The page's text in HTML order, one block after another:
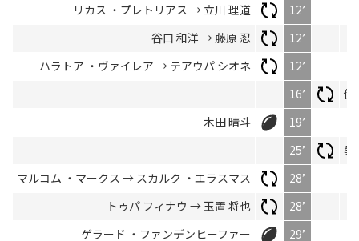
リカス ・プレトリアス → 立川 理道
12’
谷口 和洋 → 藤原 忍
12’
ハラトア ・ヴァイレア → テアウパ シオネ
12’
16’
伊
木田 晴斗
19’
25’
桑
マルコム ・マークス → スカルク ・エラスマス
28’
トゥパ フィナウ → 玉置 将也
28’
ゲラード ・ファンデンヒーファー
29’